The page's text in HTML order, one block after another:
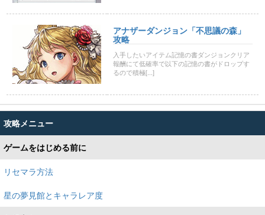
アナザーダンジョン「不思議の森」
攻略
入手したいアイテム記憶の書ダンジョンクリア
報酬にて低確率で以下の記憶の書がドロップす
るので積極[...]
攻略メニュー
ゲームをはじめる前に
リセマラ方法
星の夢見館とキャラレア度